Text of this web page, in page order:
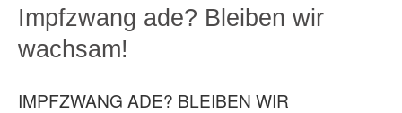
Impfzwang ade? Bleiben wir
wachsam!
IMPFZWANG ADE? BLEIBEN WIR